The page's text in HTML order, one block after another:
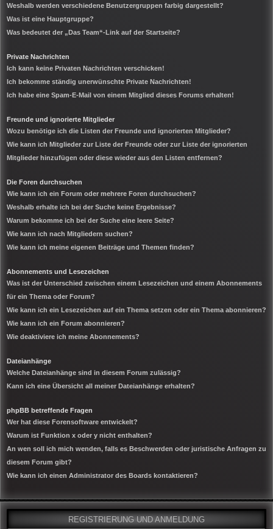
Weshalb werden verschiedene Benutzergruppen farbig dargestellt?
Was ist eine Hauptgruppe?
Was bedeutet der „Das Team“-Link auf der Startseite?
Private Nachrichten
Ich kann keine Privaten Nachrichten verschicken!
Ich bekomme ständig unerwünschte Private Nachrichten!
Ich habe eine Spam-E-Mail von einem Mitglied dieses Forums erhalten!
Freunde und ignorierte Mitglieder
Wozu benötige ich die Listen der Freunde und ignorierten Mitglieder?
Wie kann ich Mitglieder zur Liste der Freunde oder zur Liste der ignorierten
Mitglieder hinzufügen oder diese wieder aus den Listen entfernen?
Die Foren durchsuchen
Wie kann ich ein Forum oder mehrere Foren durchsuchen?
Weshalb erhalte ich bei der Suche keine Ergebnisse?
Warum bekomme ich bei der Suche eine leere Seite?
Wie kann ich nach Mitgliedern suchen?
Wie kann ich meine eigenen Beiträge und Themen finden?
Abonnements und Lesezeichen
Was ist der Unterschied zwischen einem Lesezeichen und einem Abonnements
für ein Thema oder Forum?
Wie kann ich ein Lesezeichen auf ein Thema setzen oder ein Thema abonnieren?
Wie kann ich ein Forum abonnieren?
Wie deaktiviere ich meine Abonnements?
Dateianhänge
Welche Dateianhänge sind in diesem Forum zulässig?
Kann ich eine Übersicht all meiner Dateianhänge erhalten?
phpBB betreffende Fragen
Wer hat diese Forensoftware entwickelt?
Warum ist Funktion x oder y nicht enthalten?
An wen soll ich mich wenden, falls es Beschwerden oder juristische Anfragen zu
diesem Forum gibt?
Wie kann ich einen Administrator des Boards kontaktieren?
REGISTRIERUNG UND ANMELDUNG